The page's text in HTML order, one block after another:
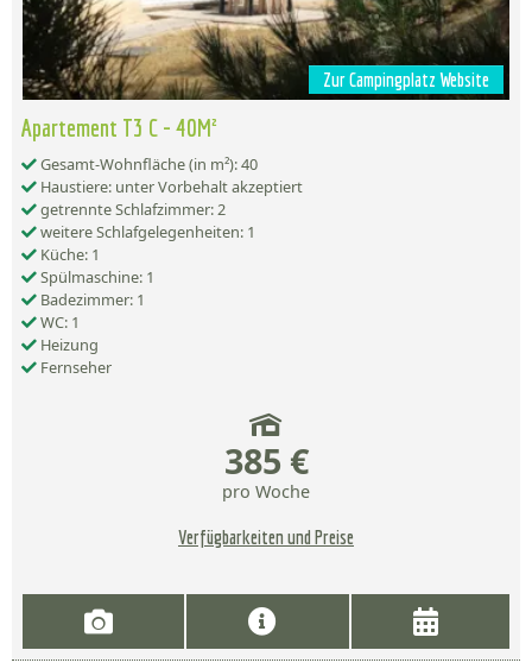
Zur Campingplatz Website
Apartement T3 C - 40M²
Gesamt-Wohnfläche (in m²): 40
Haustiere: unter Vorbehalt akzeptiert
getrennte Schlafzimmer: 2
weitere Schlafgelegenheiten: 1
Küche: 1
Spülmaschine: 1
Badezimmer: 1
WC: 1
Heizung
Fernseher
385 €
pro Woche
Verfügbarkeiten und Preise